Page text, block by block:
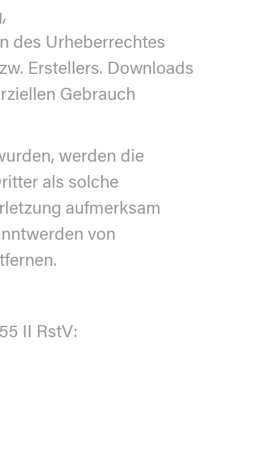
des Urheberrechtes
Erstellers. Downloads
Gebrauch
werden die
als solche
aufmerksam
von
II RstV: